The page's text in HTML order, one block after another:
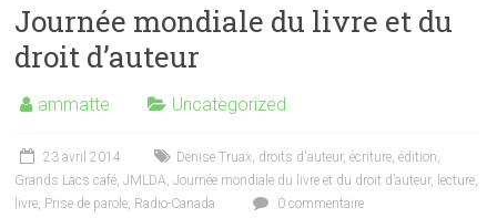
Journée mondiale du livre et du
droit d’auteur
ammatte Uncategorized
23 avril 2014 Denise Truax, droits d'auteur,écriture,édition,
Grands Lacs café,JMLDA,Journée mondiale du livre et du droit d’auteur, lecture,
livre, Prise de parole, Radio-Canada 0 commentaire